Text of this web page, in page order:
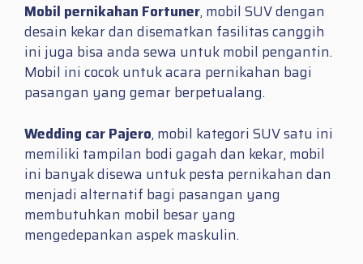
Mobil pernikahan Fortuner, mobil SUV dengan
desain kekar dan disematkan fasilitas canggih
ini juga bisa anda sewa untuk mobil pengantin.
Mobil ini cocok untuk acara pernikahan bagi
pasangan yang gemar berpetualang.
Wedding car Pajero, mobil kategori SUV satu ini
memiliki tampilan bodi gagah dan kekar, mobil
ini banyak disewa untuk pesta pernikahan dan
menjadi alternatif bagi pasangan yang
membutuhkan mobil besar yang
mengedepankan aspek maskulin.